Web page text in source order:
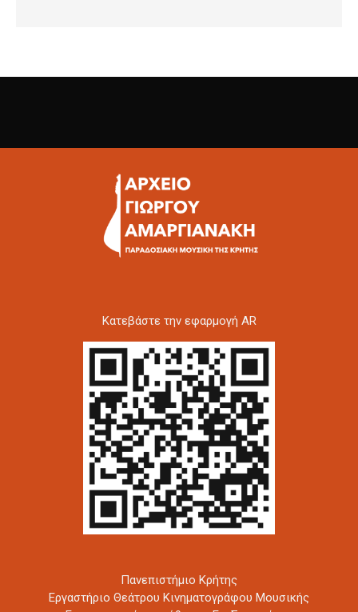
Kατεβάστε την εφαρμογή AR
Πανεπιστήμιο Κρήτης
Εργαστήριο Θεάτρου Κινηματογράφου Μουσικής